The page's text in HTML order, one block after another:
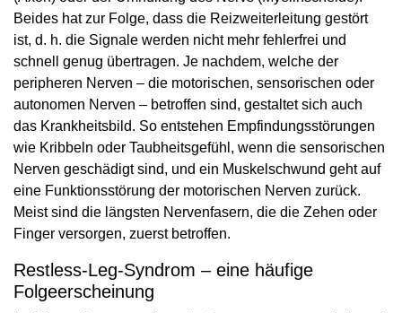
Beides hat zur Folge, dass die Reizweiterleitung gestört
ist, d. h. die Sig­nale werden nicht mehr fehlerfrei und
schnell genug übertragen. Je nachdem, welche der
peripheren Nerven – die motorischen, sensorischen oder
autonomen Nerven – betroffen sind, gestaltet sich auch
das Krankheitsbild. So entstehen Empfindungsstörungen
wie Kribbeln oder Taubheitsgefühl, wenn die sensorischen
Nerven geschädigt sind, und ein Muskelschwund geht auf
eine Funktionsstörung der motorischen Nerven zurück.
Meist sind die längsten Nervenfasern, die die Zehen oder
Finger versorgen, zuerst betroffen.
Restless-Leg-Syndrom – eine häufige
Folgeerscheinung